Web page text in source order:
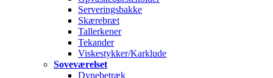
Serveringsbakke
Skærebræt
Tallerkener
Tekander
Viskestykker/Karklude
Soveværelset
Dynebetræk